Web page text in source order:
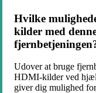
Hvilke
kilder med
Udover at bruge
HDMI-kilder ved
giver dig mulighed